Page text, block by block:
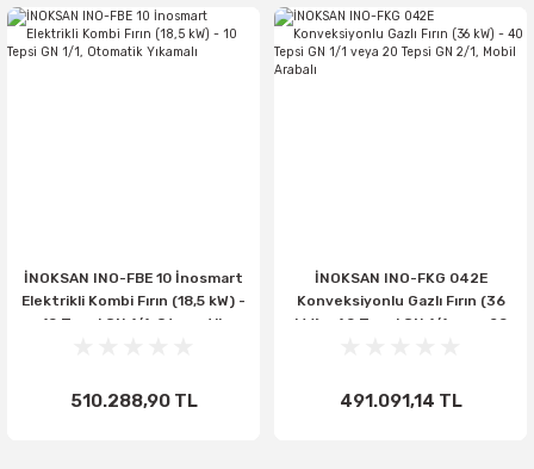
İNOKSAN INO-FBE 10 İnosmart
Elektrikli Kombi Fırın (18,5 kW) -
10 Tepsi GN 1/1, Otomatik
510.288,90 TL
İNOKSAN INO-FKG 042E
Konveksiyonlu Gazlı Fırın (36
kW) - 40 Tepsi GN 1/1 veya 20
491.091,14 TL